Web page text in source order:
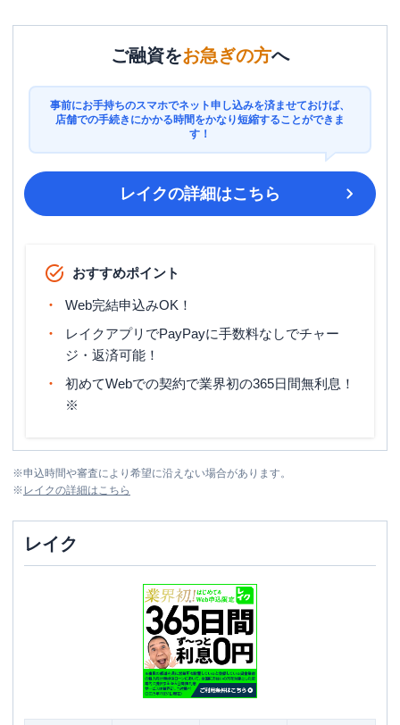
ご融資をお急ぎの方へ
事前にお手持ちのスマホでネット申し込みを済ませておけば、
店舗での手続きにかかる時間をかなり短縮することができま
す！
レイクの詳細はこちら
おすすめポイント
Web完結申込みOK！
レイクアプリでPayPayに手数料なしでチャー
ジ・返済可能！
初めてWebでの契約で業界初の365日間無利息！
※
※申込時間や審査により希望に沿えない場合があります。
※ レイクの詳細はこちら
レイク